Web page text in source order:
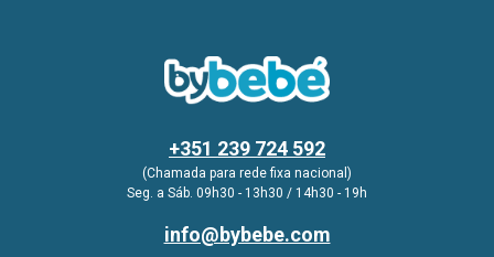
+351 239 724 592
(Chamada para rede fixa nacional)
Seg. a Sáb. 09h30 - 13h30 / 14h30 - 19h
info@bybebe.com